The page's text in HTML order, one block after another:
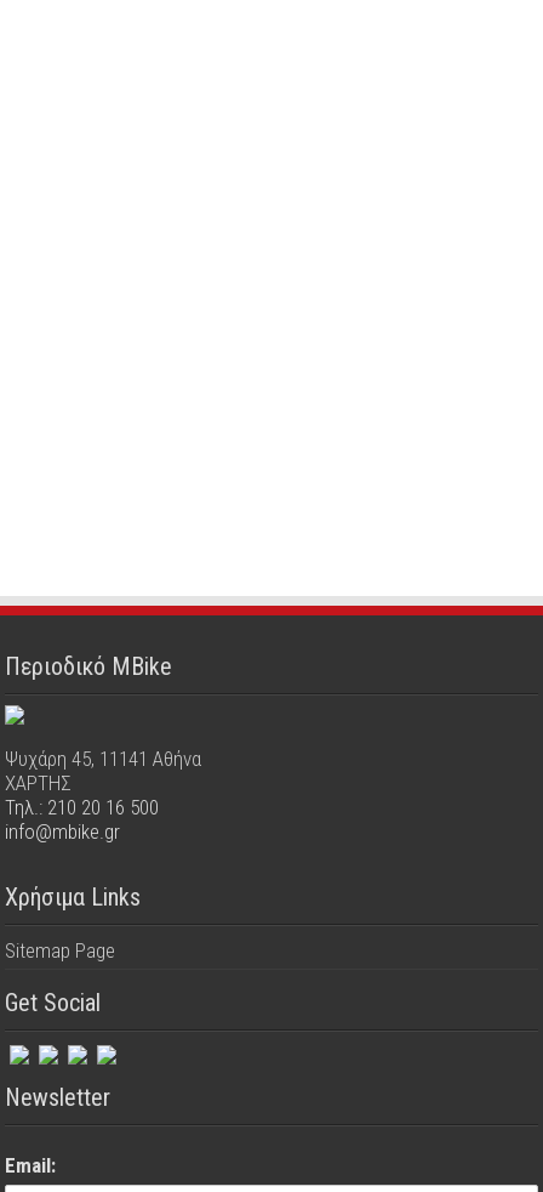
Περιοδικό MBike
Ψυχάρη 45, 11141 Αθήνα
ΧΑΡΤΗΣ
Τηλ.: 210 20 16 500
info@mbike.gr
Χρήσιμα Links
Sitemap Page
Get Social
Newsletter
Email: